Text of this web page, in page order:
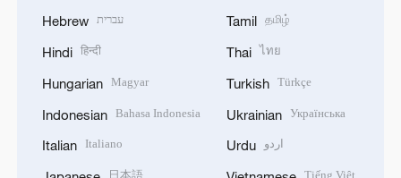
Hebrew עברית
Hindi हिन्दी
Hungarian Magyar
Indonesian Bahasa Indonesia
Italian Italiano
Tamil தமிழ்
Thai ไทย
Turkish Türkçe
Ukrainian Українська
Urdu اردو